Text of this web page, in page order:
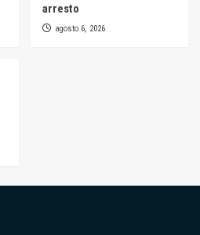
arresto
agosto 6, 2026